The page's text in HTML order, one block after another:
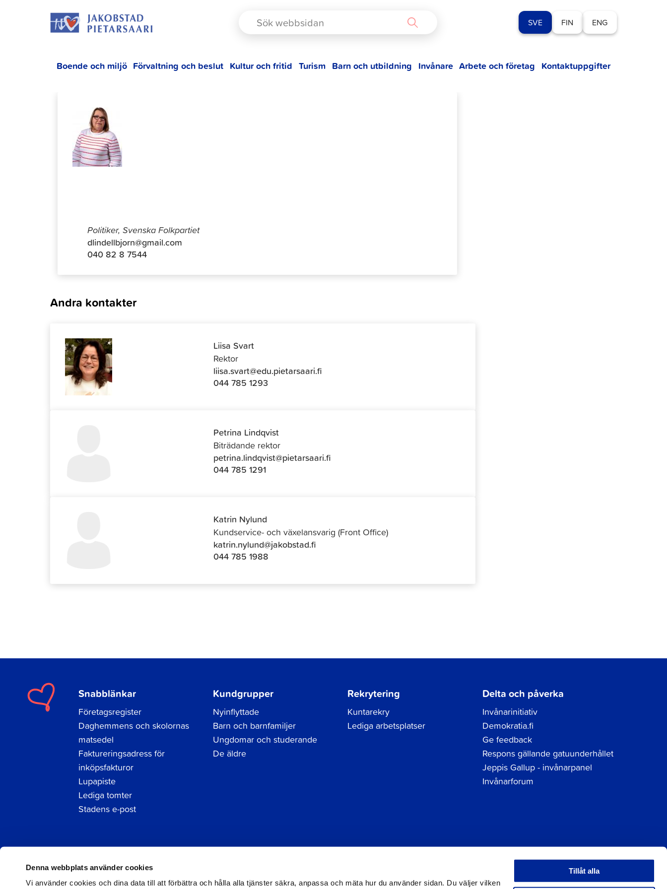
Denna webbplats använder cookies
Vi använder cookies och dina data till att förbättra och hålla alla tjänster säkra, anpassa och mäta hur du använder sidan. Du väljer vilken
Tillåt alla
SVE FIN ENG
Boende och miljö Förvaltning och beslut Kultur och fritid Turism Barn och utbildning Invånare Arbete och företag Kontaktuppgifter
Politiker, Svenska Folkpartiet
dlindellbjorn@gmail.com
040 82 8 7544
Andra kontakter
Liisa Svart
Rektor
liisa.svart@edu.pietarsaari.fi
044 785 1293
Petrina Lindqvist
Biträdande rektor
petrina.lindqvist@pietarsaari.fi
044 785 1291
Katrin Nylund
Kundservice- och växelansvarig (Front Office)
katrin.nylund@jakobstad.fi
044 785 1988
Snabblänkar
Företagsregister
Daghemmens och skolornas
matsedel
Faktureringsadress för
inköpsfakturor
Lupapiste
Lediga tomter
Stadens e-post
Kundgrupper
Nyinflyttade
Barn och barnfamiljer
Ungdomar och studerande
De äldre
Rekrytering
Kuntarekry
Lediga arbetsplatser
Delta och påverka
Invånarinitiativ
Demokratia.fi
Ge feedback
Respons gällande gatuunderhållet
Jeppis Gallup - invånarpanel
Invånarforum
Facebook
Instagram
LinkedIn
registraturen@jakobstad.fiTillgänglighetsutlåtande